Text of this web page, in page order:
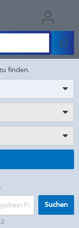
finden.
Suchen